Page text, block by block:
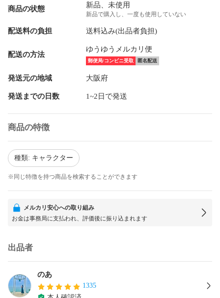
商品の状態 新品、未使用
新品で購入し、一度も使用していない
配送料の負担 送料込み(出品者負担)
配送の方法
ゆうゆうメルカリ便
郵便局/コンビニ受取 匿名配送
発送元の地域 大阪府
発送までの日数 1~2日で発送
商品の特徴
種類: キャラクター
※同じ特徴を持つ商品を検索することができます
メルカリ安心への取り組み
お金は事務局に支払われ、評価後に振り込まれます
出品者
のあ
1335